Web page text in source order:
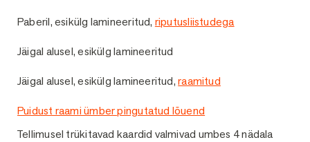
Paberil, esikülg lamineeritud, riputusliistudega
Jäigal alusel, esikülg lamineeritud
Jäigal alusel, esikülg lamineeritud,raamitud
Puidust raami ümber pingutatud lõuend
Tellimusel trükitavad kaardid valmivad umbes 4 nädala